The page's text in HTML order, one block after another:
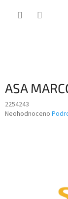
ASA
2254243
Průměrné
Neohodnoceno